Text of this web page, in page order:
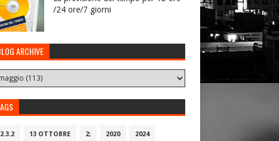
/24 ore/7 giorni
ARCHIVE
13 OTTOBRE 2; 2020 2024